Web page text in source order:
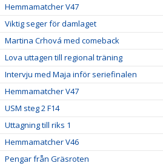
Hemmamatcher V47
Viktig seger för damlaget
Martina Crhová med comeback
Lova uttagen till regional träning
Intervju med Maja inför seriefinalen
Hemmamatcher V47
USM steg 2 F14
Uttagning till riks 1
Hemmamatcher V46
Pengar från Gräsroten